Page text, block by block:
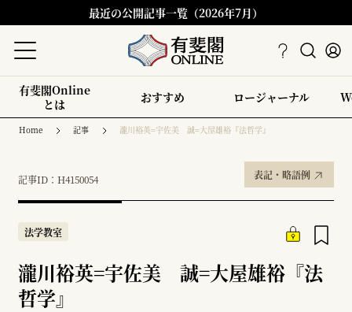
最近の公開記事一覧（2026年7月）
有斐閣Online
とは
おすすめ ロージャーナル
Home 記事 瀧川裕英=宇佐美 誠=大屋雄裕『法哲学』
記事ID：H4150054 表記・略語例
法学教室
瀧川裕英=宇佐美 誠=大屋雄裕『法
哲学』